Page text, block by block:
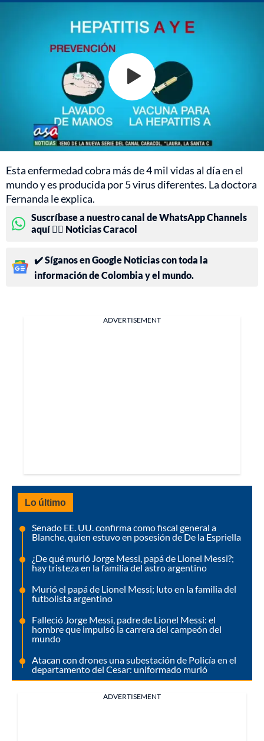
Esta enfermedad cobra más de 4 mil vidas al día en el
mundo y es producida por 5 virus diferentes. La doctora
Fernanda le explica.
Suscríbase a nuestro canal de WhatsApp Channels
aquí 👉🏻 Noticias Caracol
✔️ Síganos en Google Noticias con toda la
información de Colombia y el mundo.
ADVERTISEMENT
Lo último
Senado EE. UU. confirma como fiscal general a
Blanche, quien estuvo en posesión de De la Espriella
¿De qué murió Jorge Messi, papá de Lionel Messi?;
hay tristeza en la familia del astro argentino
Murió el papá de Lionel Messi; luto en la familia del
futbolista argentino
Falleció Jorge Messi, padre de Lionel Messi: el
hombre que impulsó la carrera del campeón del
mundo
Atacan con drones una subestación de Policía en el
departamento del Cesar: uniformado murió
ADVERTISEMENT